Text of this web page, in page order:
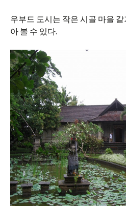
우부드 도시는 작은 시골 마을
아 볼 수 있다.